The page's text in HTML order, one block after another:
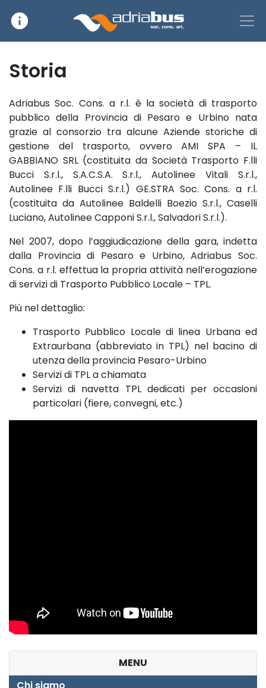
Main Navigation
info
MENU
Storia
Adriabus Soc. Cons. a r.l. è la società di trasporto
pubblico della Provincia di Pesaro e Urbino nata
grazie al consorzio tra alcune Aziende storiche di
gestione del trasporto, ovvero AMI SPA – IL
GABBIANO SRL (costituita da Società Trasporto F.lli
Bucci S.r.l., S.A.C.S.A. S.r.l., Autolinee Vitali S.r.l.,
Autolinee F.lli Bucci S.r.l.) GE.STRA Soc. Cons. a r.l.
(costituita da Autolinee Baldelli Boezio S.r.l., Caselli
Luciano, Autolinee Capponi S.r.l., Salvadori S.r.l.).
Nel 2007, dopo l’aggiudicazione della gara, indetta
dalla Provincia di Pesaro e Urbino, Adriabus Soc.
Cons. a r.l. effettua la propria attività nell’erogazione
di servizi di Trasporto Pubblico Locale – TPL.
Più nel dettaglio:
Trasporto Pubblico Locale di linea Urbana ed
Extraurbana (abbreviato in TPL) nel bacino di
utenza della provincia Pesaro-Urbino
Servizi di TPL a chiamata
Servizi di navetta TPL dedicati per occasioni
particolari (fiere, convegni, etc.)